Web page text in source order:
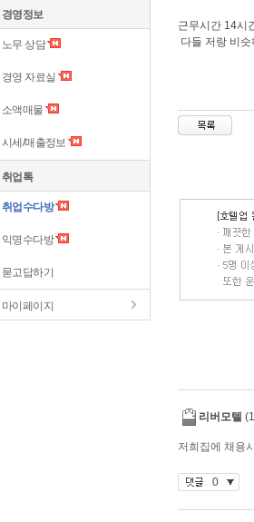
경영정보
노무 상담
경영 자료실
소액매물
시세/매출정보
취업톡
취업수다방
익명수다방
묻고답하기
마이페이지
근무시간 14시
다들 저랑 비